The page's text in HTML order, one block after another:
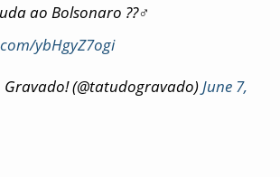
ao Bolsonaro ??‍♂️
ybHgyZ7ogi
(@tatudogravado)June 7,